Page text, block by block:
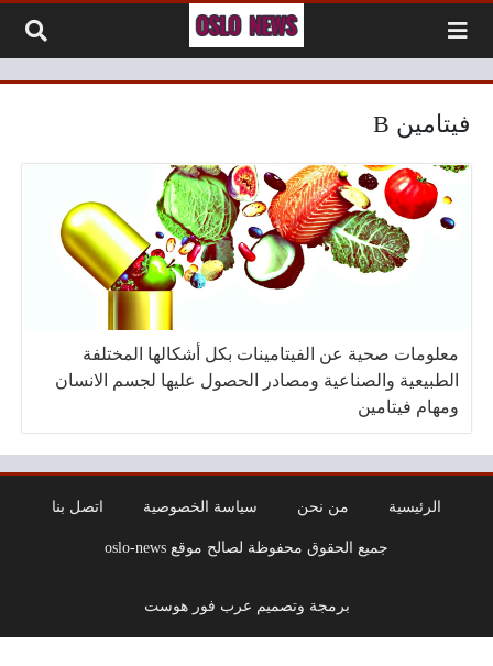
فيتامين B
معلومات صحية عن الفيتامينات بكل أشكالها المختلفة
الطبيعية والصناعية ومصادر الحصول عليها لجسم الانسان
ومهام فيتامين
الرئيسية من نحن سياسة الخصوصية اتصل بنا
جميع الحقوق محفوظة لصالح موقع oslo-news
برمجة وتصميم عرب فور هوست